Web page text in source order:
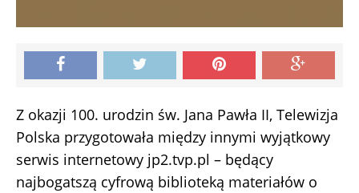
Z okazji 100. urodzin św. Jana Pawła II, Telewizja
Polska przygotowała między innymi wyjątkowy
serwis internetowy jp2.tvp.pl – będący
najbogatszą cyfrową biblioteką materiałów o